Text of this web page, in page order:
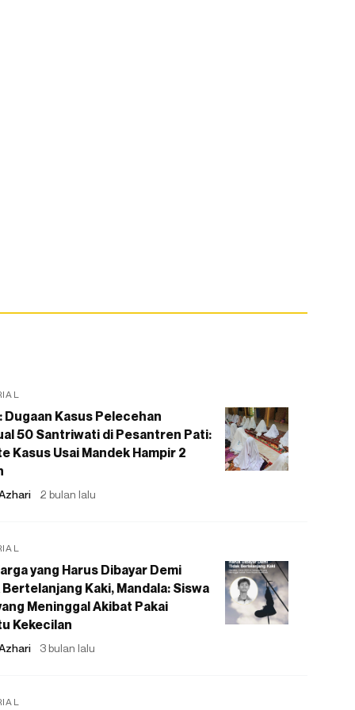
Dugaan Kasus Pelecehan
50 Santriwati di Pesantren Pati:
Kasus Usai Mandek Hampir 2
2 bulan lalu
yang Harus Dibayar Demi
Kaki, Mandala: Siswa
Meninggal Akibat Pakai
Kekecilan
3 bulan lalu